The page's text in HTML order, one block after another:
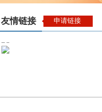
友情链接 申请链接